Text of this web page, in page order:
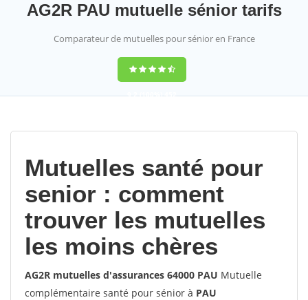
AG2R PAU mutuelle sénior tarifs
Comparateur de mutuelles pour sénior en France
9,2(100%)452
Mutuelles santé pour
senior : comment
trouver les mutuelles
les moins chères
AG2R mutuelles d'assurances 64000 PAU Mutuelle
complémentaire santé pour sénior à PAU